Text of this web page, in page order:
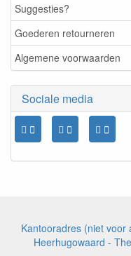
Suggesties?
Goederen retourneren
Algemene voorwaarden
Sociale media
Kantooradres (niet voor
Heerhugowaard -